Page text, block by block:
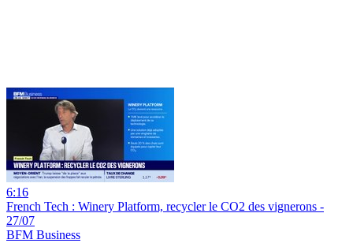
6:16
French Tech : Winery Platform, recycler le CO2 des vignerons -
27/07
BFM Business